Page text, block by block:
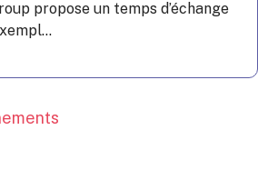
propose un temps d’échange